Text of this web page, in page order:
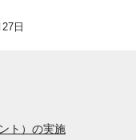
日
ト）の実施